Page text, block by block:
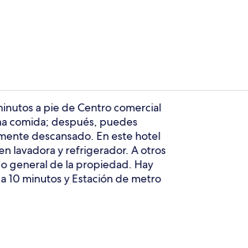
Servicio de la propiedad
a pie de Centro comercial
comida; después, puedes
descansado. En este hotel
lavadora y refrigerador. A otros
general de la propiedad. Hay
10 minutos y Estación de metro